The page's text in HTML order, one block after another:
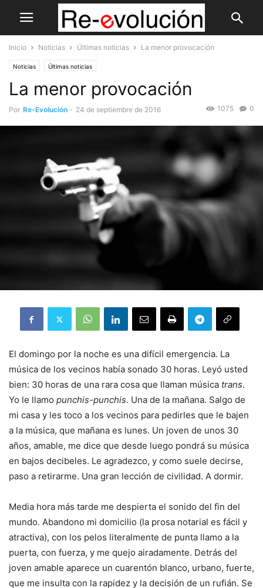
Inicio Noticias Últimas noticias La menor provocación
Noticias Últimas noticias
La menor provocación
Por Re-Evolución - 24 de septiembre de 2016 0
1075
El domingo por la noche es una difícil emergencia. La
música de los vecinos había sonado 30 horas. Leyó usted
bien: 30 horas de una rara cosa que llaman música trans.
Yo le llamo punchis-punchis. Una de la mañana. Salgo de
mi casa y les toco a los vecinos para pedirles que le bajen
a la música, que mañana es lunes. Un joven de unos 30
años, amable, me dice que desde luego pondrá su música
en bajos decibeles. Le agradezco, y como suele decirse,
paso a retirarme. Una gran lección de civilidad. A dormir.
Media hora más tarde me despierta el sonido del fin del
mundo. Abandono mi domicilio (la prosa notarial es fácil y
atractiva), con los pelos literalmente de punta llamo a la
puerta, con fuerza, y me quejo airadamente. Detrás del
joven amable aparece un cuarentón blanco, urbano, fuerte,
que me insulta con la rapidez y la decisión de un rufián. Se